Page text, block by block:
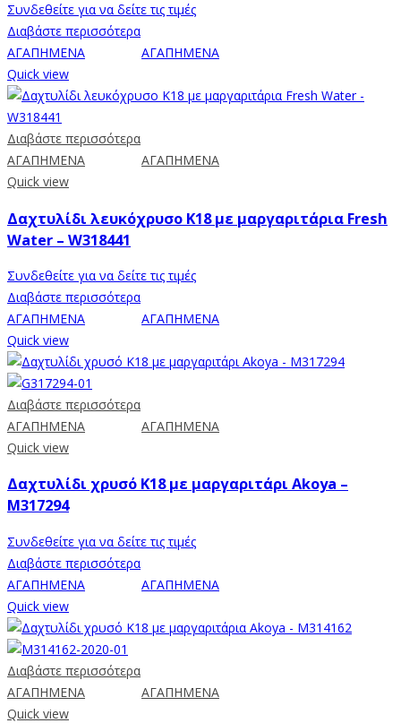
Συνδεθείτε για να δείτε τις τιμές
Διαβάστε περισσότερα
ΑΓΑΠΗΜΕΝΑ
ΑΓΑΠΗΜΕΝΑ
Quick view
Διαβάστε περισσότερα
ΑΓΑΠΗΜΕΝΑ
ΑΓΑΠΗΜΕΝΑ
Quick view
Δαχτυλίδι λευκόχρυσο Κ18 με μαργαριτάρια Fresh
Water – W318441
Συνδεθείτε για να δείτε τις τιμές
Διαβάστε περισσότερα
ΑΓΑΠΗΜΕΝΑ
ΑΓΑΠΗΜΕΝΑ
Quick view
Διαβάστε περισσότερα
ΑΓΑΠΗΜΕΝΑ
ΑΓΑΠΗΜΕΝΑ
Quick view
Δαχτυλίδι χρυσό Κ18 με μαργαριτάρι Akoya –
M317294
Συνδεθείτε για να δείτε τις τιμές
Διαβάστε περισσότερα
ΑΓΑΠΗΜΕΝΑ
ΑΓΑΠΗΜΕΝΑ
Quick view
Διαβάστε περισσότερα
ΑΓΑΠΗΜΕΝΑ
ΑΓΑΠΗΜΕΝΑ
Quick view